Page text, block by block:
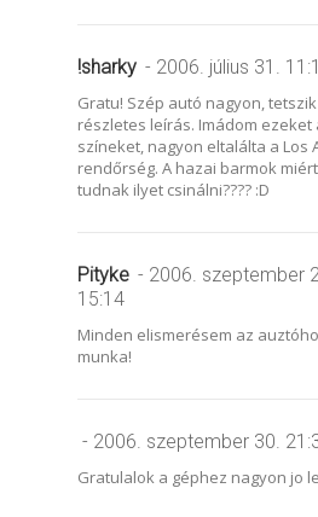
!sharky - 2006. július 31.
Gratu! Szép autó nagyon,
részletes leírás. Imádom ezeket
színeket, nagyon eltalálta a Los
rendőrség. A hazai barmok
tudnak ilyet csinálni???? :D
Pityke - 2006. szeptember
15:14
Minden elismerésem az
munka!
- 2006. szeptember 30.
Gratulalok a géphez nagyon jo